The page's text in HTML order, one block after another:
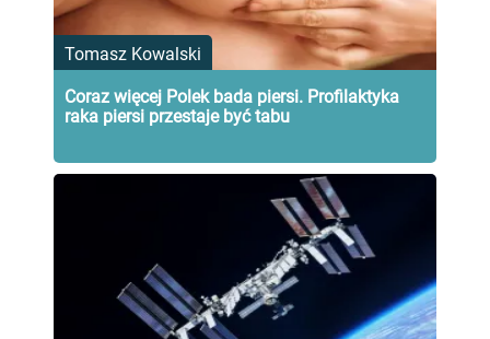
Tomasz Kowalski
Coraz więcej Polek bada piersi. Profilaktyka
raka piersi przestaje być tabu